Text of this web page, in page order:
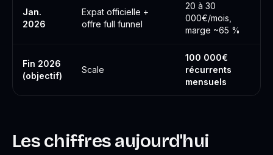
Jan.
2026
Expat officielle +
offre full funnel
20 à 30
000€/mois,
marge ~65 %
Fin 2026
(objectif)
Scale
100 000€
récurrents
mensuels
Les chiffres aujourd'hui